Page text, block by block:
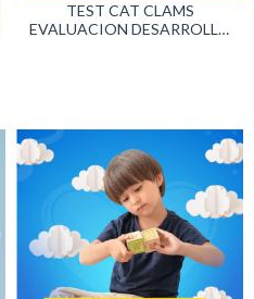
TEST CAT CLAMS
EVALUACION DESARROLLO